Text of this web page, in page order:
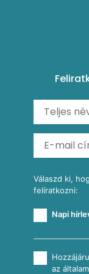
Carbonara
Szaftos
Shakshuka
Ratatouille
Kukoricás-
Mexikói
Almás-
Köretek
Reggeli receptek
Válaszd ki,
felíratkozni:
Napi
az